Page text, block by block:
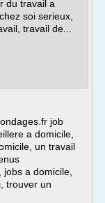
du travail a
soi serieux,
travail de...
job
a domicile,
un travail
a domicile,
trouver un